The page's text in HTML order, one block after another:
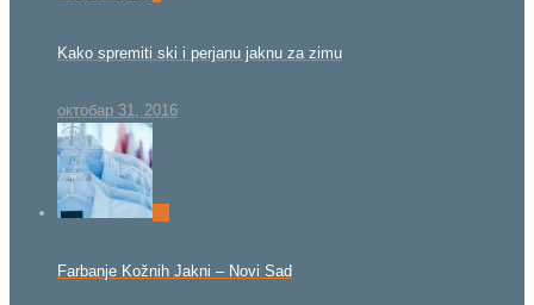
Kako spremiti ski i perjanu jaknu za zimu
октобар 31, 2016
Farbanje Kožnih Jakni – Novi Sad